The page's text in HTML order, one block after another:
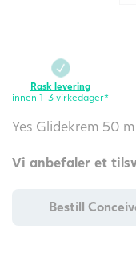
Rask levering
innen 1-3 virkedager*
Yes Glidekrem 50
Vi anbefaler et
Bestill